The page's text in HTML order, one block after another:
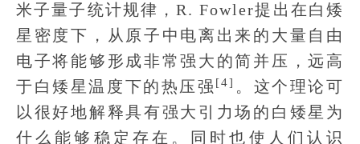
米子量子统计规律，R. Fowler提出在白矮
星密度下，从原子中电离出来的大量自由
电子将能够形成非常强大的简并压，远高
于白矮星温度下的热压强 [4] 。这个理论可
以很好地解释具有强大引力场的白矮星为
什么能够稳定存在。同时也使人们认识